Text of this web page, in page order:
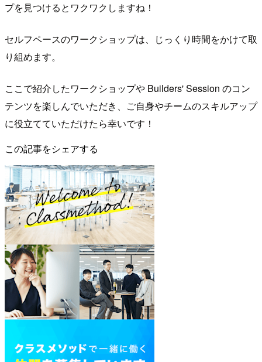
プを見つけるとワクワクしますね！
セルフペースのワークショップは、じっくり時間をかけて取
り組めます。
ここで紹介したワークショップや Builders' Session のコン
テンツを楽しんでいただき、ご自身やチームのスキルアップ
に役立てていただけたら幸いです！
この記事をシェアする